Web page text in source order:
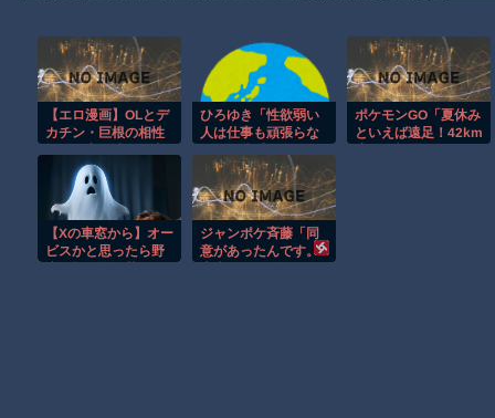
【動画】迎撃ミサイルを避けながら船舶にドローンを突撃させる
【動画】大阪のゲリラ豪雨を生駒山の山頂から撮影したビデオが
【動画】イッヌ、煽ってしまう
【画像】地球上で最も珍しい茶色いパンダｗｗｗ
【動画】これは怖い。三重の国道23号で撮影された避けようがな
【悲報】テレ東の若手女子アナ「国民が勝手に我々取材陣にカ
【エロ漫画】OLとデ
カチン・巨根の相性
出しで終わらない騎
乗位の絶頂を味わう
ぜ！
ひろゆき「性欲弱い
人は仕事も頑張らな
ポケモンGO「夏休み
といえば遠足！42km
【Xの車窓から】オー
ビスかと思ったら野
ジャンポケ斉藤「同
意があったんです。